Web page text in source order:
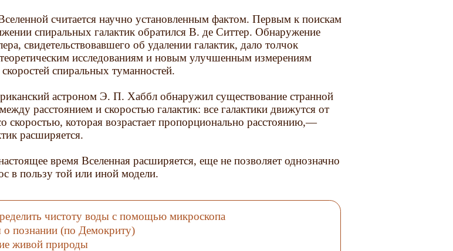
считается научно установленным фактом. Первым к поискам
спиральных галактик обратился В. де Ситтер. Обнаружение
свидетельствовавшего об удалении галактик, дало толчок
исследованиям и новым улучшенным измерениям
спиральных туманностей.
астроном Э. П. Хаббл обнаружил существование странной
расстоянием и скоростью галактик: все галактики движутся от
скоростью, которая возрастает пропорционально расстоянию,—
расширяется.
время Вселенная расширяется, еще не позволяет однозначно
в пользу той или иной модели.
чистоту воды с помощью микроскопа
о познании (по Демокриту)
живой природы